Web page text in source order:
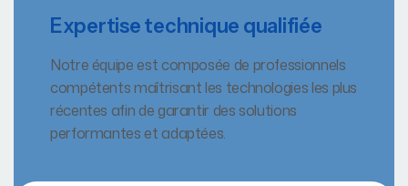
Expertise technique qualifiée
Notre équipe est composée de professionnels
compétents maîtrisant les technologies les plus
récentes afin de garantir des solutions
performantes et adaptées.